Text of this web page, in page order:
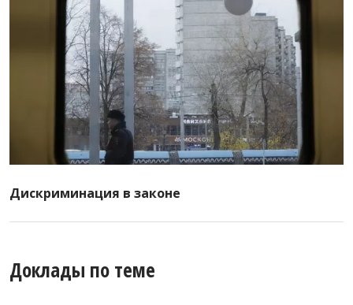
Дискриминация в законе
Доклады по теме